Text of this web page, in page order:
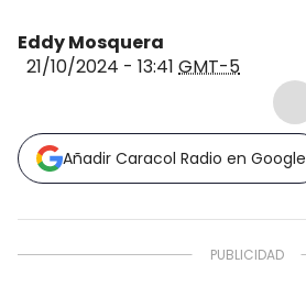
Eddy Mosquera
21/10/2024 - 13:41 GMT-5
Añadir Caracol Radio en Google